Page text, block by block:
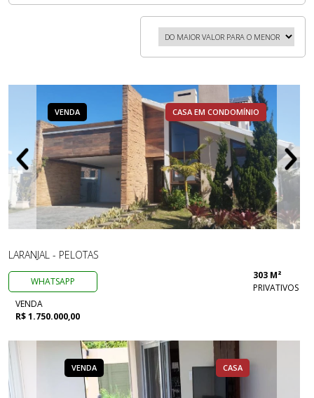
VENDA CASA EM CONDOMÍNIO
LARANJAL - PELOTAS
WHATSAPP
303 M²
PRIVATIVOS
VENDA
R$ 1.750.000,00
VENDA CASA